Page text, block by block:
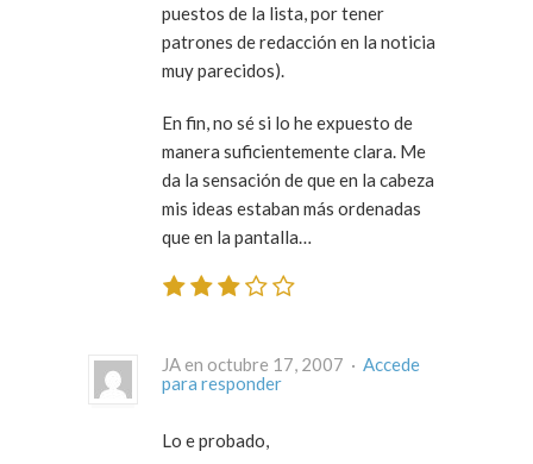
puestos de la lista, por tener
patrones de redacción en la noticia
muy parecidos).
En fin, no sé si lo he expuesto de
manera suficientemente clara. Me
da la sensación de que en la cabeza
mis ideas estaban más ordenadas
que en la pantalla…
JA en octubre 17, 2007 · Accede
para responder
Lo e probado,